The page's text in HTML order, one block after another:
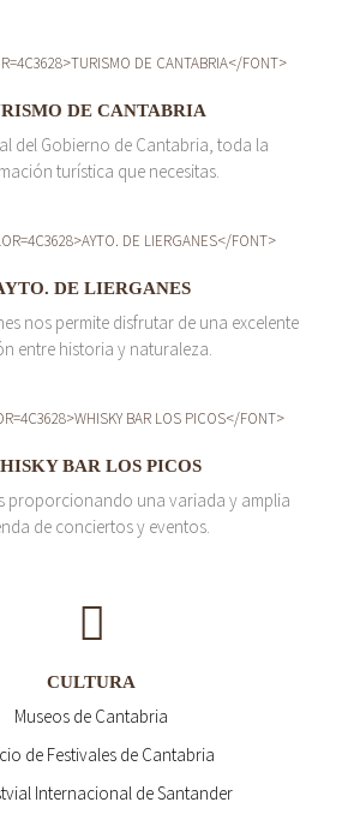
DE CANTABRIA
del Gobierno de Cantabria, toda la
turística que necesitas.
DE LIERGANES
nos permite disfrutar de una excelente
entre historia y naturaleza.
BAR LOS PICOS
proporcionando una variada y amplia
de conciertos y eventos.
CULTURA
Museos de Cantabria
de Festivales de Cantabria
Internacional de Santander